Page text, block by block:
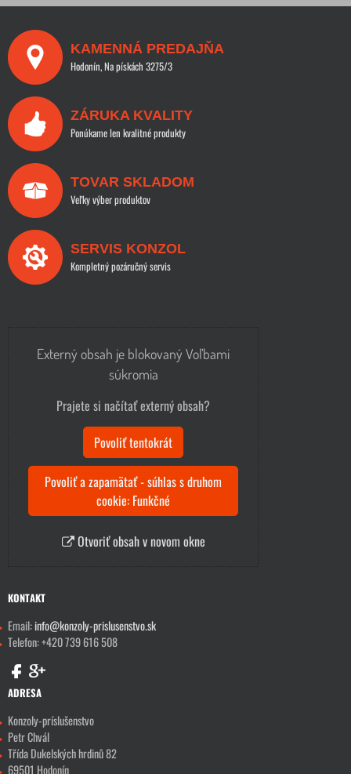
KAMENNÁ PREDAJŇA
Hodonín, Na pískách 3275/3
ZÁRUKA KVALITY
Ponúkame len kvalitné produkty
TOVAR SKLADOM
Veľky výber produktov
SERVIS KONZOL
Kompletný pozáručný servis
Externý obsah je blokovaný Voľbami
súkromia
Prajete si načítať externý obsah?
Povoliť tentokrát
Povoliť a zapamätať - súhlas s druhom
cookie: Funkčné
Otvoriť obsah v novom okne
KONTAKT
Email:info@konzoly-prislusenstvo.sk
Telefon: +420 739 616 508
ADRESA
Konzoly-príslušenstvo
Petr Chvál
Třída Dukelských hrdinů 82
69501 Hodonín